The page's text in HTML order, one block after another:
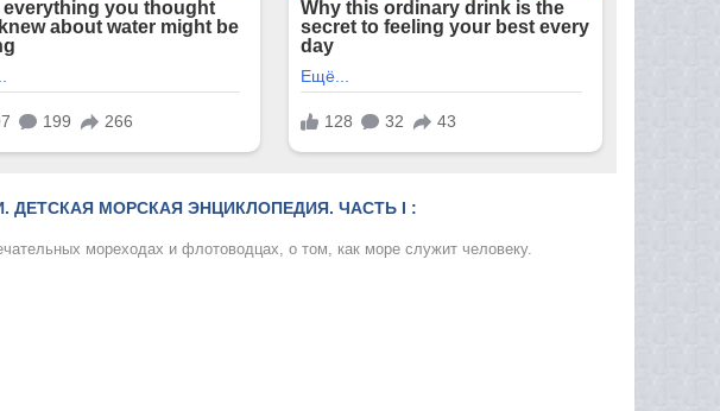
ДЕТСКАЯ МОРСКАЯ ЭНЦИКЛОПЕДИЯ. ЧАСТЬ I :
мореходах и флотоводцах, о том, как море служит человеку.